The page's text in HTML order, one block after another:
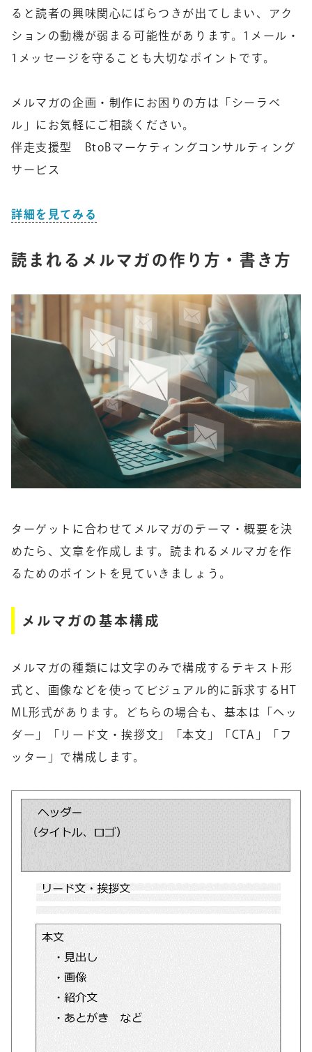
ると読者の興味関心にばらつきが出てしまい、アク
ションの動機が弱まる可能性があります。1メール・
1メッセージを守ることも大切なポイントです。
メルマガの企画・制作にお困りの方は「シーラベ
ル」にお気軽にご相談ください。
伴走支援型 BtoBマーケティングコンサルティング
サービス
詳細を見てみる
読まれるメルマガの作り方・書き方
ターゲットに合わせてメルマガのテーマ・概要を決
めたら、文章を作成します。読まれるメルマガを作
るためのポイントを見ていきましょう。
メルマガの基本構成
メルマガの種類には文字のみで構成するテキスト形
式と、画像などを使ってビジュアル的に訴求するHT
ML形式があります。どちらの場合も、基本は「ヘッ
ダー」「リード文・挨拶文」「本文」「CTA」「フ
ッター」で構成します。